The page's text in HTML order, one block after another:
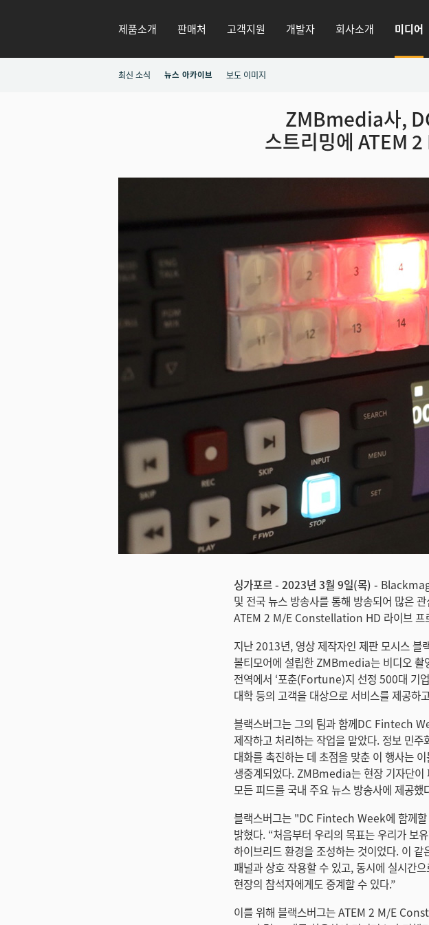
제품소개 판매처 고객지원 개발자 회사소개 미디어
최신 소식 뉴스 아카이브 보도 이미지
ZMBmedia사,
스트리밍에 ATEM
싱가포르 - 2023년 3월 9일(목) -
및 전국 뉴스 방송사를 통해 방송되어 많은
ATEM 2 M/E Constellation HD 라이브 프
지난 2013년, 영상 제작자인 제판 모시스
볼티모어에 설립한 ZMBmedia는 비디오 촬
전역에서 ‘포춘(Fortune)지 선정 500대 기
대학 등의 고객을 대상으로 서비스를 제공하
블랙스버그는 그의 팀과 함께DC Fintech
제작하고 처리하는 작업을 맡았다. 정보 민
대화를 촉진하는 데 초점을 맞춘 이 행사는
생중계되었다. ZMBmedia는 현장 기자단이
모든 피드를 국내 주요 뉴스 방송사에 제공했
블랙스버그는 "DC Fintech Week에 함께할
밝혔다. “처음부터 우리의 목표는 우리가
하이브리드 환경을 조성하는 것이었다. 이
패널과 상호 작용할 수 있고, 동시에 실시간
현장의 참석자에게도 중계할 수 있다.”
이를 위해 블랙스버그는 ATEM 2 M/E